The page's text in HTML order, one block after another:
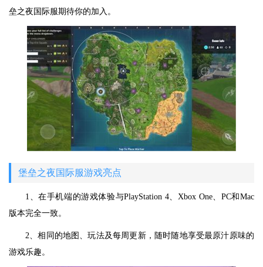
垒之夜国际服期待你的加入。
堡垒之夜国际服游戏亮点
1、在手机端的游戏体验与PlayStation 4、Xbox One、PC和Mac
版本完全一致。
2、相同的地图、玩法及每周更新，随时随地享受最原汁原味的
游戏乐趣。